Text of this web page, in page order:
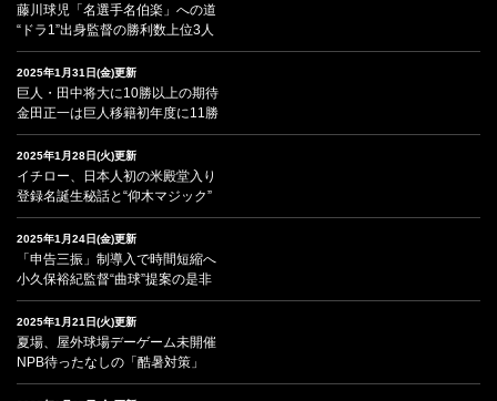
藤川球児「名選手名伯楽」への道
“ドラ1”出身監督の勝利数上位3人
2025年1月31日(金)更新
巨人・田中将大に10勝以上の期待
金田正一は巨人移籍初年度に11勝
2025年1月28日(火)更新
イチロー、日本人初の米殿堂入り
登録名誕生秘話と“仰木マジック”
2025年1月24日(金)更新
「申告三振」制導入で時間短縮へ
小久保裕紀監督“曲球”提案の是非
2025年1月21日(火)更新
夏場、屋外球場デーゲーム未開催
NPB待ったなしの「酷暑対策」